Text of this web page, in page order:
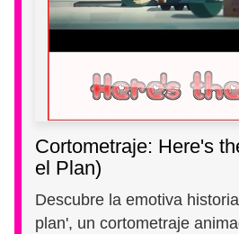
Cortometraje: Here's
el Plan)
Descubre la emotiva
plan', un cortometraje